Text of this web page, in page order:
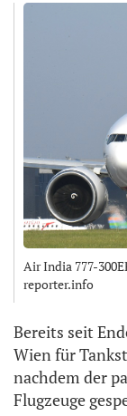
Air India 777-
reporter.info
Bereits seit
Wien für
nachdem der
Flugzeuge